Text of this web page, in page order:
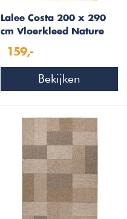
Lalee Costa 200 x 290
cm Vloerkleed Nature
159,-
Bekijken